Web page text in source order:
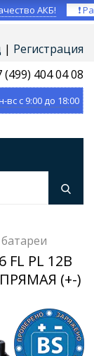
АКБ! ❗
| Регистрация
(499) 404 04 08
вс с 9:00 до 18:00
PL 12В
(+-)